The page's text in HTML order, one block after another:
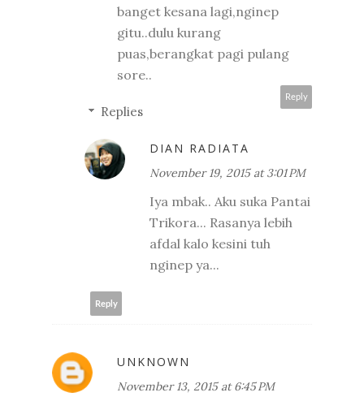
banget kesana lagi,nginep
gitu..dulu kurang
puas,berangkat pagi pulang
sore..
Reply
Replies
DIAN RADIATA
November 19, 2015 at 3:01 PM
Iya mbak.. Aku suka Pantai
Trikora... Rasanya lebih
afdal kalo kesini tuh
nginep ya...
Reply
UNKNOWN
November 13, 2015 at 6:45 PM